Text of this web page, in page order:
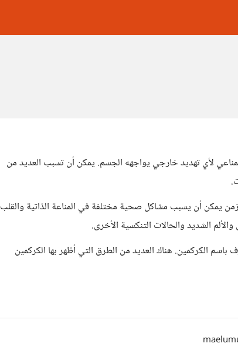
لأي تهديد خارجي يواجهه الجسم. يمكن أن تسبب العديد من
يمكن أن يسبب مشاكل صحية مختلفة في المناعة الذاتية والقلب
الشديد والحالات التنكسية الأخرى.
الكركمين. هناك العديد من الطرق التي أظهر بها الكركمين